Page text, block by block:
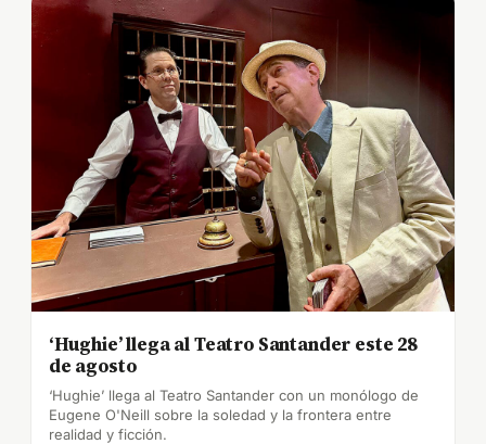
‘Hughie’ llega al Teatro Santander este 28
de agosto
‘Hughie’ llega al Teatro Santander con un monólogo de
Eugene O'Neill sobre la soledad y la frontera entre
realidad y ficción.